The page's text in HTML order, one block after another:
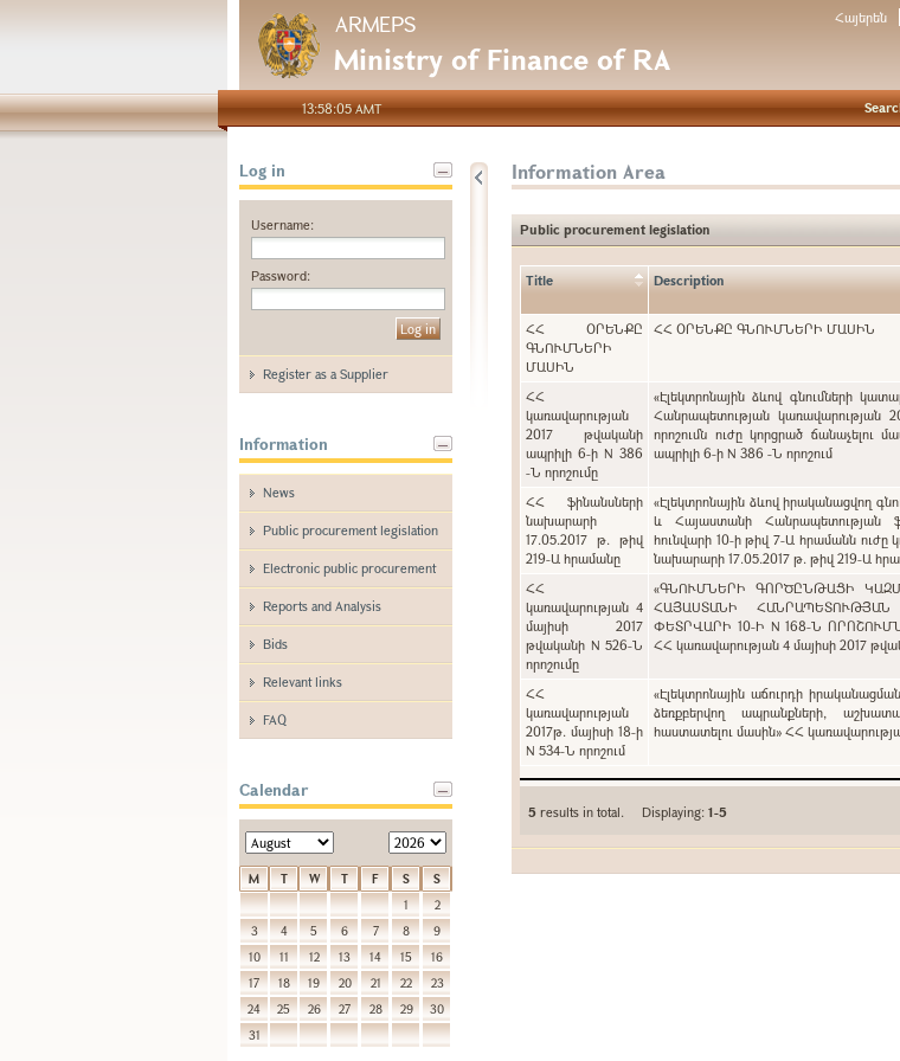
ARMEPS
Ministry of Finance of RA
Հայերեն
13:58:05 AMT
Log in
Username:
Password:
Register as a Supplier
Information
News
Public procurement legislation
Electronic public procurement
Reports and Analysis
Bids
Relevant links
FAQ
Calendar
M T W T F S
S
1
2
3
4 5 6 7 8
9
10
11 12 13 14 15
16
17
18 19 20 21 22
23
24
25 26 27 28 29
30
31
Information Area
Public procurement legislation
Title Description
ՀՀ ՕՐԵՆՔԸ
ԳՆՈՒՄՆԵՐԻ
ՄԱՍԻՆ
ՀՀ ՕՐԵՆՔԸ ԳՆՈՒՄՆԵՐԻ ՄԱՍԻՆ
ՀՀ
կառավարության
2017 թվականի
ապրիլի 6-ի N 386
-Ն որոշումը
«Էլեկտրոնային ձևով գնումների
Հանրապետության կառավարության
որոշումն ուժը կորցրած ճանաչելու
ապրիլի 6-ի N 386 -Ն որոշում
ՀՀ ֆինանսների
նախարարի
17.05.2017 թ. թիվ
219-Ա հրամանը
«Էլեկտրոնային ձևով իրականացվող
և Հայաստանի Հանրապետության
հունվարի 10-ի թիվ 7-Ա հրամանն ուժը
նախարարի 17.05.2017 թ. թիվ 219-Ա
ՀՀ
կառավարության 4
մայիսի 2017
թվականի N 526-Ն
որոշումը
«ԳՆՈՒՄՆԵՐԻ ԳՈՐԾԸՆԹԱՑԻ
ՀԱՅԱՍՏԱՆԻ
ՓԵՏՐՎԱՐԻ 10-Ի N 168-Ն
ՀՀ կառավարության 4 մայիսի 2017
ՀՀ
կառավարության
2017թ. մայիսի 18-ի
N 534-Ն որոշում
«Էլեկտրոնային աճուրդի
ձեռքբերվող ապրանքների,
հաստատելու մասին» ՀՀ
5 results in total. Displaying:1-5